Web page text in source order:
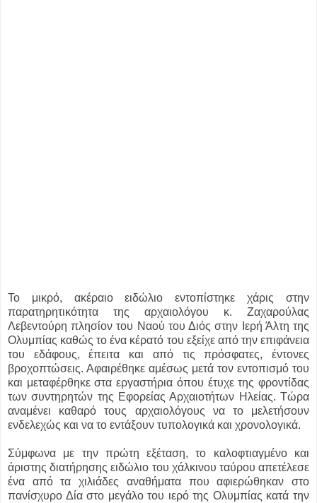
Το μικρό, ακέραιο ειδώλιο εντοπίστηκε χάρις στην
παρατηρητικότητα της αρχαιολόγου κ. Ζαχαρούλας
Λεβεντούρη πλησίον του Ναού του Διός στην Ιερή Άλτη της
Ολυμπίας καθώς το ένα κέρατό του εξείχε από την επιφάνεια
του εδάφους, έπειτα και από τις πρόσφατες, έντονες
βροχοπτώσεις. Αφαιρέθηκε αμέσως μετά τον εντοπισμό του
και μεταφέρθηκε στα εργαστήρια όπου έτυχε της φροντίδας
των συντηρητών της Εφορείας Αρχαιοτήτων Ηλείας. Τώρα
αναμένει καθαρό τους αρχαιολόγους να το μελετήσουν
ενδελεχώς και να το εντάξουν τυπολογικά και χρονολογικά.
Σύμφωνα με την πρώτη εξέταση, το καλοφτιαγμένο και
άριστης διατήρησης ειδώλιο του χάλκινου ταύρου απετέλεσε
ένα από τα χιλιάδες αναθήματα που αφιερώθηκαν στο
πανίσχυρο Δία στο μεγάλο του ιερό της Ολυμπίας κατά την